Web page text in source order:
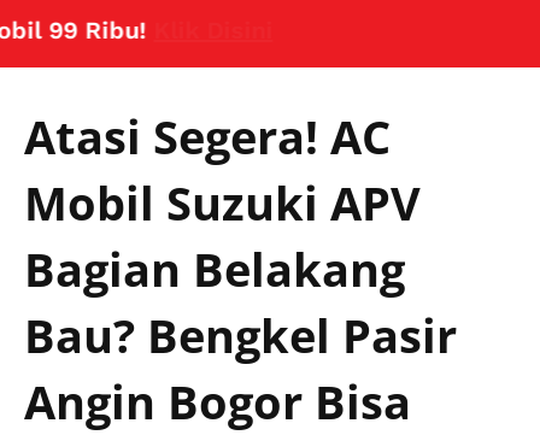
Ribu!Klik Disini
Atasi Segera! AC
Mobil Suzuki APV
Bagian Belakang
Bau? Bengkel Pasir
Angin Bogor Bisa